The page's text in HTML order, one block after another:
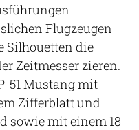
Flugzeugen
Silhouetten die
Zeitmesser zieren.
51 Mustang mit
Zifferblatt und
sowie mit einem 18-